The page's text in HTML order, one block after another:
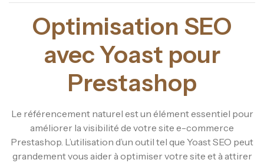
Optimisation SEO
avec Yoast pour
Prestashop
Le référencement naturel est un élément essentiel pour
améliorer la visibilité de votre site e-commerce
Prestashop. L’utilisation d’un outil tel que Yoast SEO peut
grandement vous aider à optimiser votre site et à attirer